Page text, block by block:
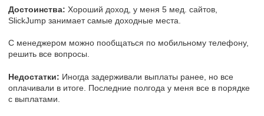
Достоинства: Хороший доход, у меня 5 мед. сайтов,
SlickJump занимает самые доходные места.
С менеджером можно пообщаться по мобильному телефону,
решить все вопросы.
Недостатки: Иногда задерживали выплаты ранее, но все
оплачивали в итоге. Последние полгода у меня все в порядке
с выплатами.